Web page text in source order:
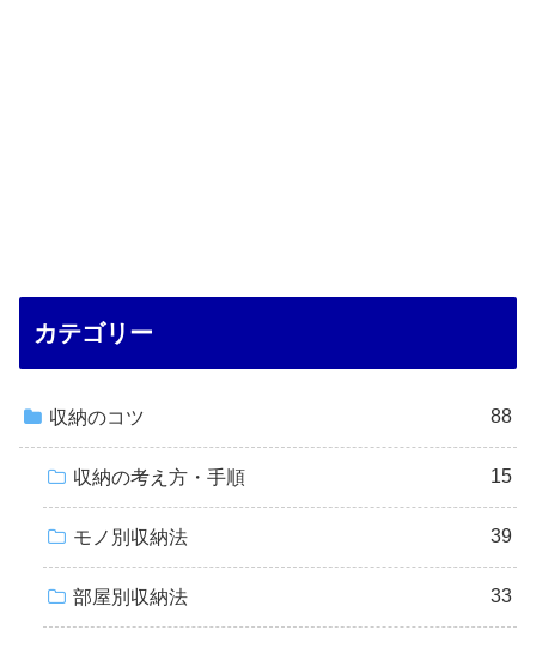
カテゴリー
収納のコツ 88
収納の考え方・手順 15
モノ別収納法 39
部屋別収納法 33